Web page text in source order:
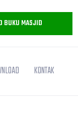
BUKU MASJID
KONTAK